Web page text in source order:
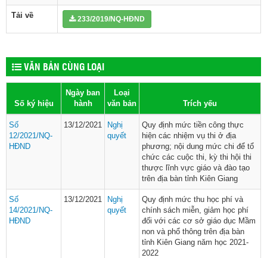
Tải về 233/2019/NQ-HĐND
VĂN BẢN CÙNG LOẠI
Số ký hiệu
Ngày ban
hành
Loại
văn bản
Trích yếu
Số
12/2021/NQ-
HĐND
13/12/2021
Nghị
quyết
Quy định mức tiền công thực
hiện các nhiệm vụ thi ở địa
phương; nội dung mức chi để tổ
chức các cuộc thi, kỳ thi hội thi
thược lĩnh vực giáo và đào tạo
trên địa bàn tỉnh Kiên Giang
Số
14/2021/NQ-
HĐND
13/12/2021
Nghị
quyết
Quy định mức thu học phí và
chính sách miễn, giảm học phí
đối với các cơ sở giáo dục Mầm
non và phổ thông trên địa bàn
tỉnh Kiên Giang năm học 2021-
2022